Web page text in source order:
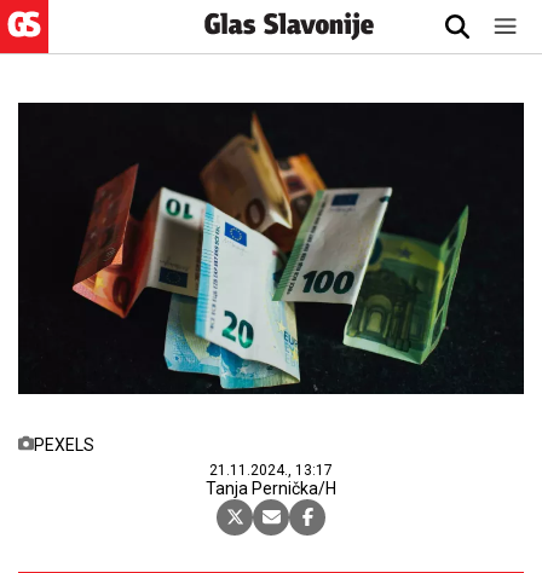
PEXELS
21.11.2024., 13:17
Tanja Pernička/H